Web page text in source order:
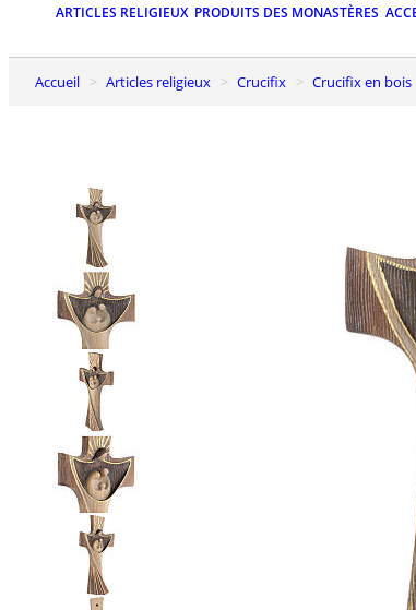
ARTICLES RELIGIEUX PRODUITS DES MONASTÈRES
Accueil Articles religieux Crucifix Crucifix en bois
Previous
slide